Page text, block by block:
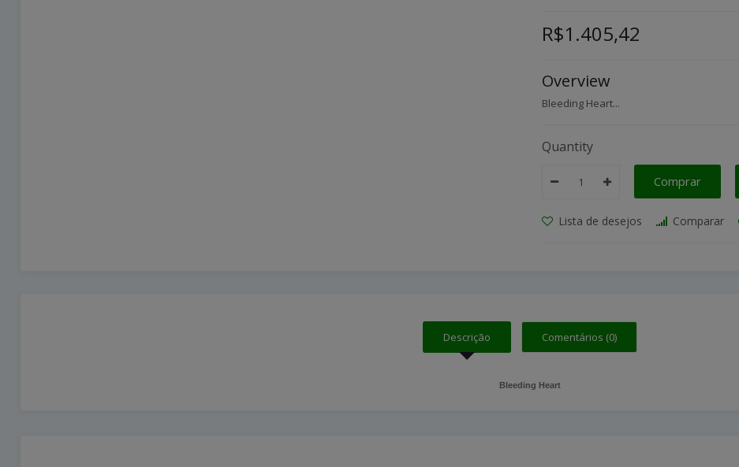
R$1.405,42
Overview
Bleeding Heart...
Quantity
Comprar
Lista de desejos Comparar
Descrição Comentários (0)
Bleeding Heart